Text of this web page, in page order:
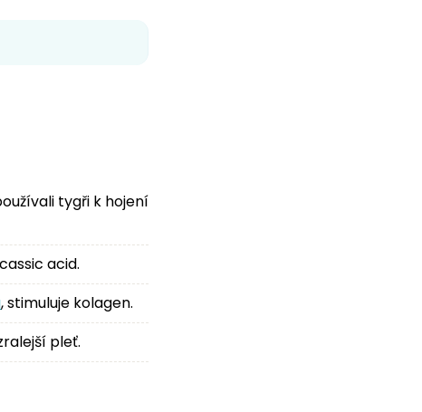
tygři k hojení
acid.
, stimuluje kolagen.
pleť.